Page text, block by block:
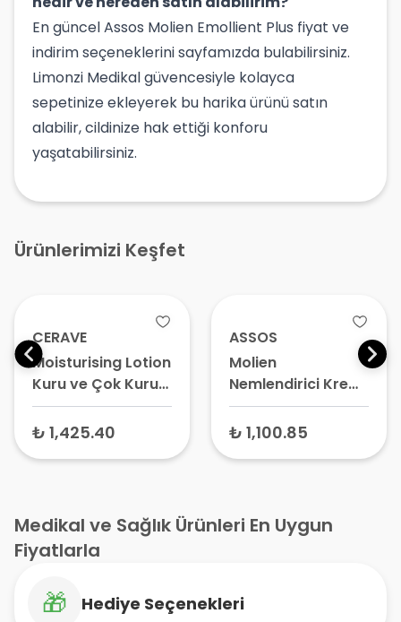
En güncel Assos Molien Emollient Plus fiyat ve
indirim seçeneklerini sayfamızda bulabilirsiniz.
Limonzi Medikal güvencesiyle kolayca
sepetinize ekleyerek bu harika ürünü satın
alabilir, cildinize hak ettiği konforu
yaşatabilirsiniz.
Ürünlerimizi Keşfet
CERAVE
Moisturising Lotion
Kuru ve Çok Kuru
Ciltler için
Nemlendirici
₺ 1,425.40
ASSOS
Molien
Nemlendirici Krem
(75 ml) –
Seramidli Bariyer
₺ 1,100.85
Medikal ve Sağlık Ürünleri En Uygun
Fiyatlarla
🎁 Hediye Seçenekleri